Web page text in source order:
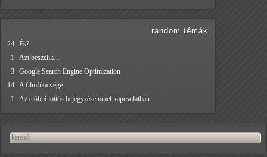
random témák
24 És?
1
Azt beszélik…
3 Google Search Engine Optimization
14 A filmfika vége
1
Az előbbi lottós bejegyzésemmel kapcsolatban…